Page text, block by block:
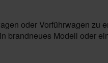
oder Vorführwagen zu
Modell oder